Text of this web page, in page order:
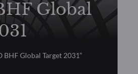
Global
Global Target 2031“